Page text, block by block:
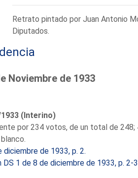
describía la diputada socialista
Alba. Con esta cita comienza la
"Poder, política y partidos en
Hombre de leyes, ejerció la
Castellano y el promotor de
Su vinculación a la política
terminando en 1920 en las filas
concejal del Ayuntamiento de
de la Cámara de Comercio de
cuestiones vinculadas con el
Retrato pintado por Juan Antonio
Diputados.
Noviembre de 1933
(Interino)
por 234 votos, de un total de
diciembre de 1933, p. 2.
1 de 8 de diciembre de 1933, p. 2-